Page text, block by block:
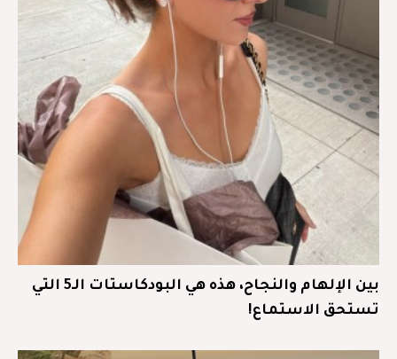
بين الإلهام والنجاح، هذه هي البودكاستات الـ5 التي
تستحق الاستماع!